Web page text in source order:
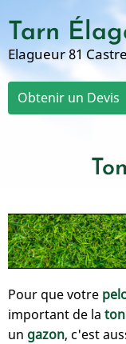
au
contenu
principal
Tarn
Elagueur 81
Obtenir un Devis
Pour que votre
important de la
un gazon, c'est